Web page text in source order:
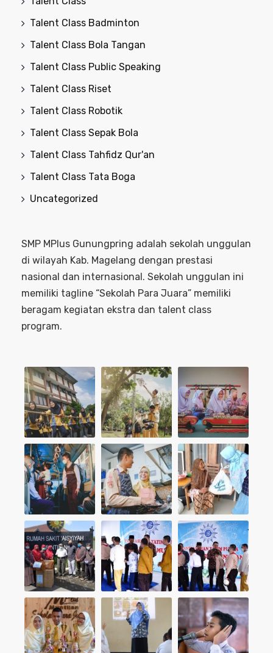
Talent Class Badminton
Talent Class Bola Tangan
Talent Class Public Speaking
Talent Class Riset
Talent Class Robotik
Talent Class Sepak Bola
Talent Class Tahfidz Qur'an
Talent Class Tata Boga
Uncategorized
SMP MPlus Gunungpring adalah sekolah unggulan
di wilayah Kab. Magelang dengan prestasi
nasional dan internasional. Sekolah unggulan ini
memiliki tagline “Sekolah Para Juara” memiliki
beragam kegiatan ekstra dan talent class
program.